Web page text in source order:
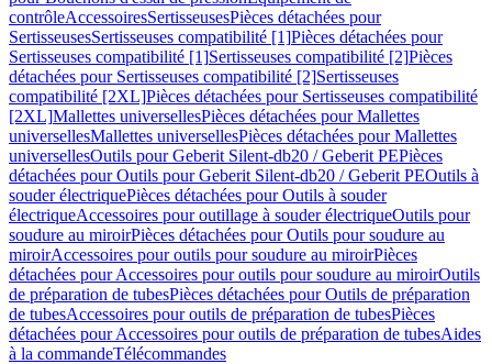
contrôleAccessoiresSertisseusesPièces détachées pour
SertisseusesSertisseuses compatibilité [1]Pièces détachées pour
Sertisseuses compatibilité [1]Sertisseuses compatibilité [2]Pièces
détachées pour Sertisseuses compatibilité [2]Sertisseuses
compatibilité [2XL]Pièces détachées pour Sertisseuses compatibilité
[2XL]Mallettes universellesPièces détachées pour Mallettes
universellesMallettes universellesPièces détachées pour Mallettes
universellesOutils pour Geberit Silent-db20 / Geberit PEPièces
détachées pour Outils pour Geberit Silent-db20 / Geberit PEOutils à
souder électriquePièces détachées pour Outils à souder
électriqueAccessoires pour outillage à souder électriqueOutils pour
soudure au miroirPièces détachées pour Outils pour soudure au
miroirAccessoires pour outils pour soudure au miroirPièces
détachées pour Accessoires pour outils pour soudure au miroirOutils
de préparation de tubesPièces détachées pour Outils de préparation
de tubesAccessoires pour outils de préparation de tubesPièces
détachées pour Accessoires pour outils de préparation de tubesAides
à la commandeTélécommandes